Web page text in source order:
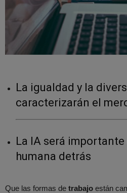
La igualdad y la
caracterizarán el
La IA será
humana detrás
Que las formas de trabajo están